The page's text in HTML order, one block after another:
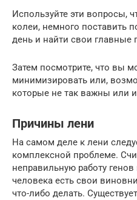
Используйте эти вопросы,
колеи, немного поставить
день и найти свои главные
Затем посмотрите, что вы
минимизировать или,
которые не так важны или
Причины лени
На самом деле к лени
комплексной проблеме.
неправильную работу
человека есть свои
что-либо делать.